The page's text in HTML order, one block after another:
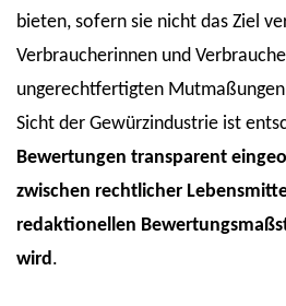
bieten, sofern sie nicht das Ziel
Verbraucherinnen und
ungerechtfertigten
Sicht der Gewürzindustrie ist
Bewertungen transparent
zwischen rechtlicher
redaktionellen
wird.